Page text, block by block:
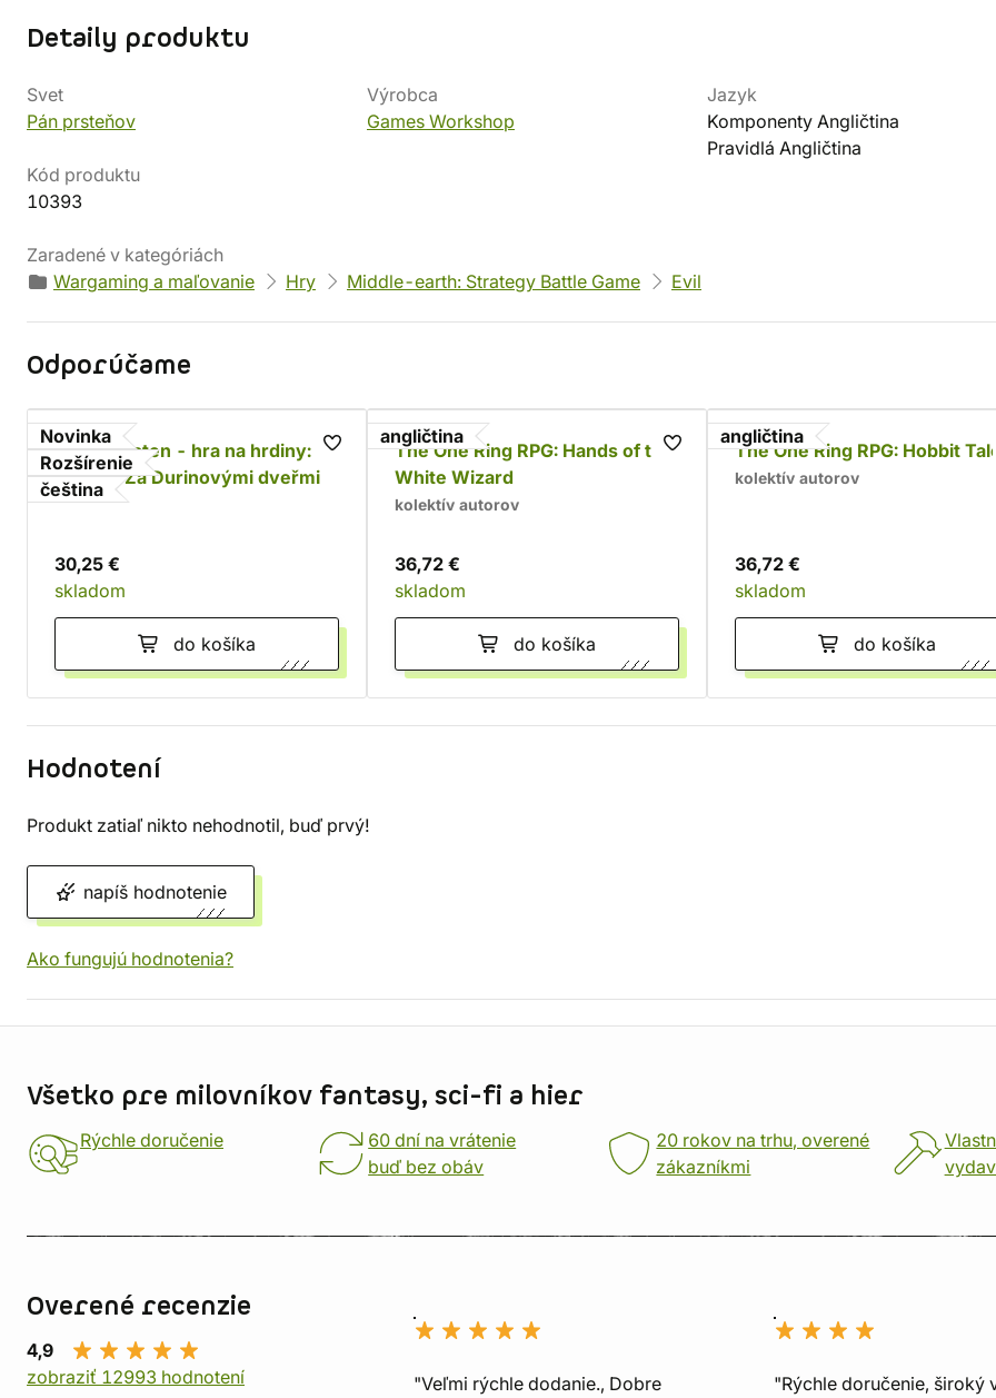
Detaily produktu
Svet
Pán prsteňov
Výrobca
Games Workshop
Jazyk
Komponenty Angličtina
Pravidlá Angličtina
Kód produktu
10393
Zaradené v kategóriách
Wargaming a maľovanie
Hry Middle-earth: Strategy Battle Game Evil
Odporúčame
Novinka
Rozšírenie
čeština
Jeden prsten - hra na hrdiny:
Moria - Za Durinovými dveřmi
30,25 €
skladom
do košíka
angličtina
The One Ring RPG: Hands of the
White Wizard
kolektív autorov
36,72 €
skladom
do košíka
angličtina
The One Ring RPG: Hobbit
kolektív autorov
36,72 €
skladom
do košíka
Hodnotení
Produkt zatiaľ nikto nehodnotil, buď prvý!
napíš hodnotenie
Ako fungujú hodnotenia?
Všetko pre milovníkov fantasy, sci-fi a hier
Rýchle doručenie
60 dní na vrátenie
buď bez obáv
20 rokov na trhu, overené
zákazníkmi
Overené recenzie
4,9
zobraziť 12993 hodnotení
"Veľmi rýchle dodanie., Dobre
"Rýchle doručenie, široký